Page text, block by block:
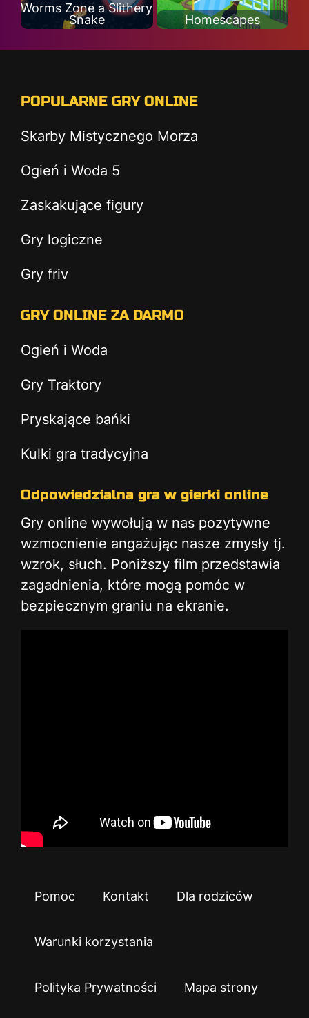
Worms Zone a Slithery
Snake
Homescapes
POPULARNE GRY ONLINE
Skarby Mistycznego Morza
Ogień i Woda 5
Zaskakujące figury
Gry logiczne
Gry friv
GRY ONLINE ZA DARMO
Ogień i Woda
Gry Traktory
Pryskające bańki
Kulki gra tradycyjna
Odpowiedzialna gra w gierki online
Gry online wywołują w nas pozytywne
wzmocnienie angażując nasze zmysły tj.
wzrok, słuch. Poniższy film przedstawia
zagadnienia, które mogą pomóc w
bezpiecznym graniu na ekranie.
Pomoc Kontakt Dla rodziców
Warunki korzystania
Polityka Prywatności Mapa strony